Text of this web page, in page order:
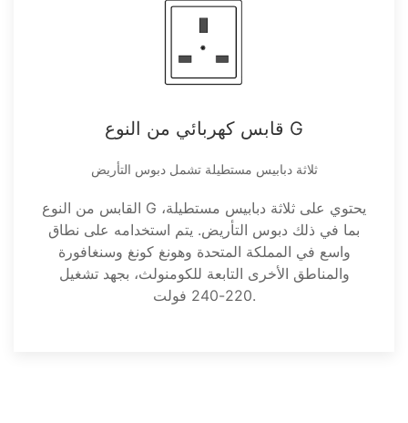
قابس كهربائي من النوع G
ثلاثة دبابيس مستطيلة تشمل دبوس التأريض
القابس من النوع G يحتوي على ثلاثة دبابيس مستطيلة،
بما في ذلك دبوس التأريض. يتم استخدامه على نطاق
واسع في المملكة المتحدة وهونغ كونغ وسنغافورة
والمناطق الأخرى التابعة للكومنولث، بجهد تشغيل
220-240 فولت.